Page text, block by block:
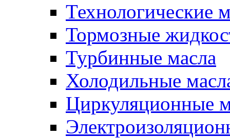
Технологические
Тормозные
Турбинные масла
Холодильные
Циркуляционные